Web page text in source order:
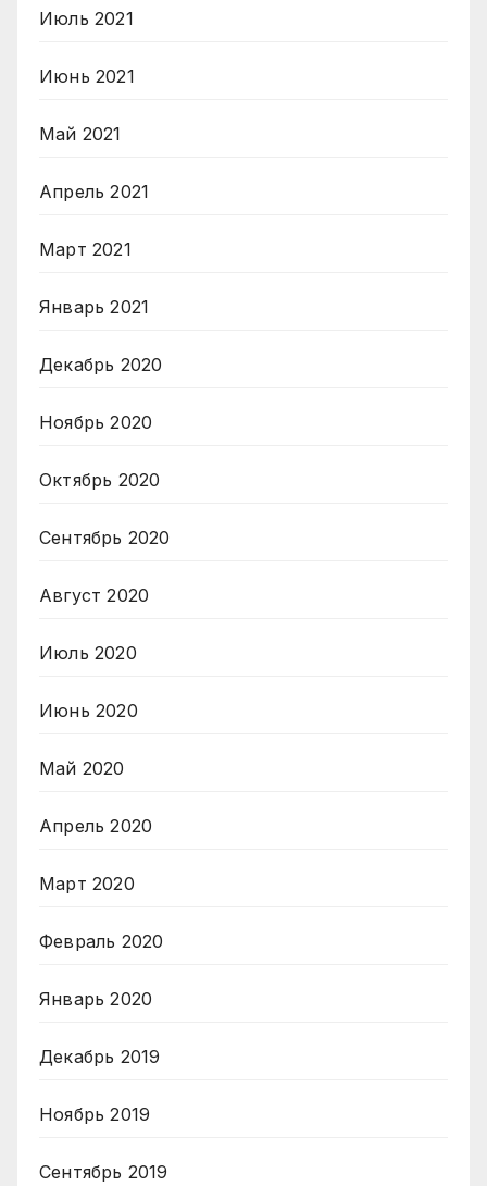
Июль 2021
Июнь 2021
Май 2021
Апрель 2021
Март 2021
Январь 2021
Декабрь 2020
Ноябрь 2020
Октябрь 2020
Сентябрь 2020
Август 2020
Июль 2020
Июнь 2020
Май 2020
Апрель 2020
Март 2020
Февраль 2020
Январь 2020
Декабрь 2019
Ноябрь 2019
Сентябрь 2019